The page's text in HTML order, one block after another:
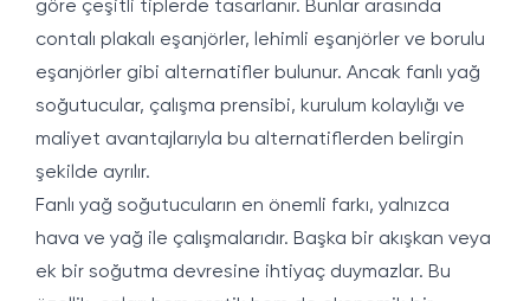
göre çeşitli tiplerde tasarlanır. Bunlar arasında
contalı plakalı eşanjörler, lehimli eşanjörler ve borulu
eşanjörler gibi alternatifler bulunur. Ancak fanlı yağ
soğutucular, çalışma prensibi, kurulum kolaylığı ve
maliyet avantajlarıyla bu alternatiflerden belirgin
şekilde ayrılır.
Fanlı yağ soğutucuların en önemli farkı, yalnızca
hava ve yağ ile çalışmalarıdır. Başka bir akışkan veya
ek bir soğutma devresine ihtiyaç duymazlar. Bu